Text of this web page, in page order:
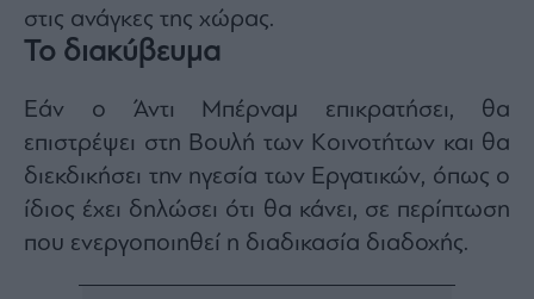
στις ανάγκες της χώρας.
Το διακύβευμα
Εάν ο Άντι Μπέρναμ επικρατήσει, θα
επιστρέψει στη Βουλή των Κοινοτήτων και θα
διεκδικήσει την ηγεσία των Εργατικών, όπως ο
ίδιος έχει δηλώσει ότι θα κάνει, σε περίπτωση
που ενεργοποιηθεί η διαδικασία διαδοχής.